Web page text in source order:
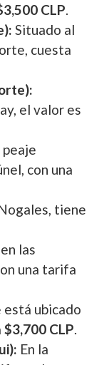
CLP
Situado al
cuesta
el valor es
peaje
con una
tiene
las
una tarifa
está ubicado
$3,700 CLP
En la